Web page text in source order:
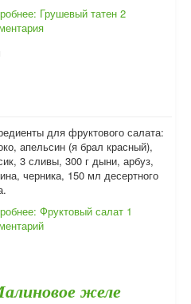
Грушевый татен 2
для фруктового салата:
апельсин (я брал красный),
3 сливы, 300 г дыни, арбуз,
черника, 150 мл десертного
Фруктовый салат 1
желе